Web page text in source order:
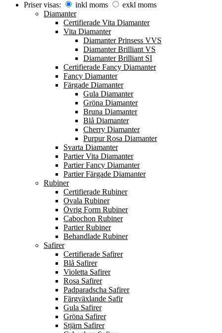
Priser visas: inkl moms
exkl moms
Diamanter
Certifierade Vita Diamanter
Vita Diamanter
Diamanter Prinsess VVS
Diamanter Brilliant VS
Diamanter Brilliant SI
Certifierade Fancy Diamanter
Fancy Diamanter
Färgade Diamanter
Gula Diamanter
Gröna Diamanter
Bruna Diamanter
Blå Diamanter
Cherry Diamanter
Purpur Rosa Diamanter
Svarta Diamanter
Partier Vita Diamanter
Partier Fancy Diamanter
Partier Färgade Diamanter
Rubiner
Certifierade Rubiner
Ovala Rubiner
Övrig Form Rubiner
Cabochon Rubiner
Partier Rubiner
Behandlade Rubiner
Safirer
Certifierade Safirer
Blå Safirer
Violetta Safirer
Rosa Safirer
Padparadscha Safirer
Färgväxlande Safir
Gula Safirer
Gröna Safirer
Stjärn Safirer